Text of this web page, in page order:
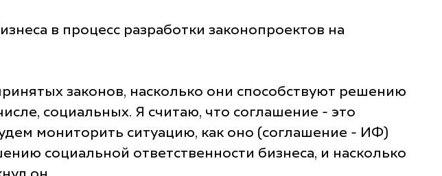
в процесс разработки законопроектов на
законов, насколько они способствуют решению
социальных. Я считаю, что соглашение - это
мониторить ситуацию, как оно (соглашение - ИФ)
социальной ответственности бизнеса, и насколько